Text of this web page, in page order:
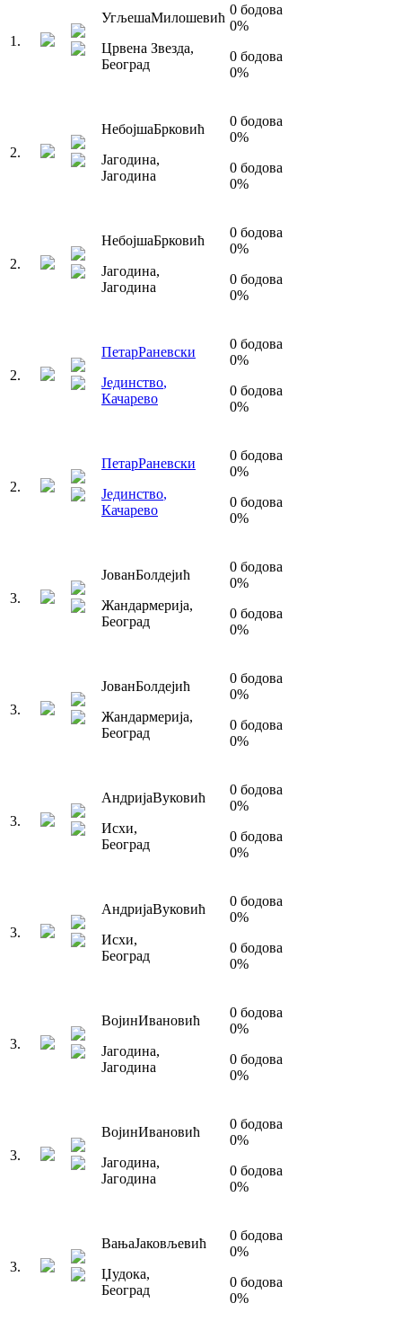
1 .
УгљешаМилошевић
Црвена Звезда,
Београд
0 бодова
0%
0 бодова
0%
2.
НебојшаБрковић
Јагодина,
Јагодина
0 бодова
0%
0 бодова
0%
2.
НебојшаБрковић
Јагодина,
Јагодина
0 бодова
0%
0 бодова
0%
2.
ПетарРаневски
Јединство,
Качарево
0 бодова
0%
0 бодова
0%
2.
ПетарРаневски
Јединство,
Качарево
0 бодова
0%
0 бодова
0%
3.
ЈованБолдејић
Жандармерија,
Београд
0 бодова
0%
0 бодова
0%
3.
ЈованБолдејић
Жандармерија,
Београд
0 бодова
0%
0 бодова
0%
3.
АндријаВуковић
Исхи,
Београд
0 бодова
0%
0 бодова
0%
3.
АндријаВуковић
Исхи,
Београд
0 бодова
0%
0 бодова
0%
3.
ВојинИвановић
Јагодина,
Јагодина
0 бодова
0%
0 бодова
0%
3.
ВојинИвановић
Јагодина,
Јагодина
0 бодова
0%
0 бодова
0%
3.
ВањаЈаковљевић
Џудока,
Београд
0 бодова
0%
0 бодова
0%